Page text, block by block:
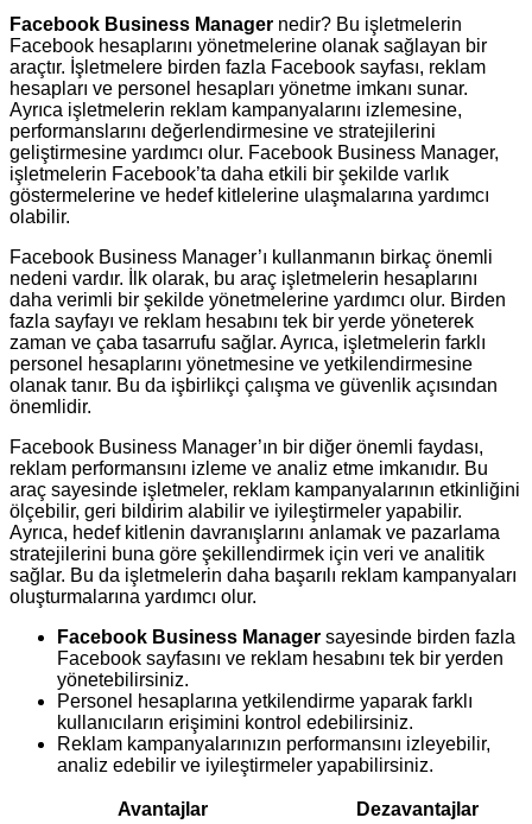
Facebook Business Manager nedir? Bu işletmelerin
Facebook hesaplarını yönetmelerine olanak sağlayan bir
araçtır. İşletmelere birden fazla Facebook sayfası, reklam
hesapları ve personel hesapları yönetme imkanı sunar.
Ayrıca işletmelerin reklam kampanyalarını izlemesine,
performanslarını değerlendirmesine ve stratejilerini
geliştirmesine yardımcı olur. Facebook Business Manager,
işletmelerin Facebook’ta daha etkili bir şekilde varlık
göstermelerine ve hedef kitlelerine ulaşmalarına yardımcı
olabilir.
Facebook Business Manager’ı kullanmanın birkaç önemli
nedeni vardır. İlk olarak, bu araç işletmelerin hesaplarını
daha verimli bir şekilde yönetmelerine yardımcı olur. Birden
fazla sayfayı ve reklam hesabını tek bir yerde yöneterek
zaman ve çaba tasarrufu sağlar. Ayrıca, işletmelerin farklı
personel hesaplarını yönetmesine ve yetkilendirmesine
olanak tanır. Bu da işbirlikçi çalışma ve güvenlik açısından
önemlidir.
Facebook Business Manager’ın bir diğer önemli faydası,
reklam performansını izleme ve analiz etme imkanıdır. Bu
araç sayesinde işletmeler, reklam kampanyalarının etkinliğini
ölçebilir, geri bildirim alabilir ve iyileştirmeler yapabilir.
Ayrıca, hedef kitlenin davranışlarını anlamak ve pazarlama
stratejilerini buna göre şekillendirmek için veri ve analitik
sağlar. Bu da işletmelerin daha başarılı reklam kampanyaları
oluşturmalarına yardımcı olur.
Facebook Business Manager sayesinde birden fazla
Facebook sayfasını ve reklam hesabını tek bir yerden
yönetebilirsiniz.
Personel hesaplarına yetkilendirme yaparak farklı
kullanıcıların erişimini kontrol edebilirsiniz.
Reklam kampanyalarınızın performansını izleyebilir,
analiz edebilir ve iyileştirmeler yapabilirsiniz.
Avantajlar
Dezavantajlar